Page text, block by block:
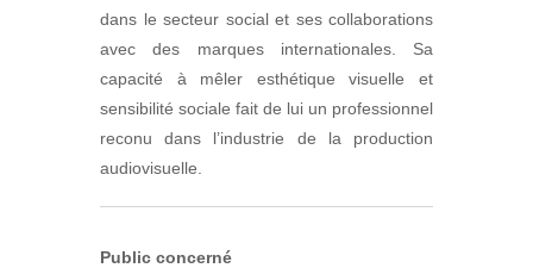
dans le secteur social et ses collaborations
avec des marques internationales. Sa
capacité à mêler esthétique visuelle et
sensibilité sociale fait de lui un professionnel
reconu dans l’industrie de la production
audiovisuelle.
Public concerné